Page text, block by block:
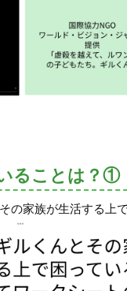
ることは？①
の家族が生活する上